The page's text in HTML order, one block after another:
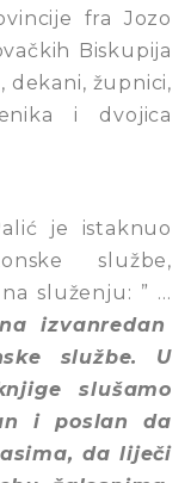
fra Jozo
Biskupija
dekani, župnici,
i dvojica
je istaknuo
službe,
služenju: ” …
izvanredan
službe. U
slušamo
i poslan da
da liječi